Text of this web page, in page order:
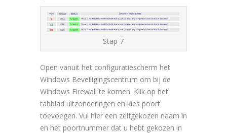
Stap 7
Open vanuit het configuratiescherm het
Windows Beveiligingscentrum om bij de
Windows Firewall te komen. Klik op het
tabblad uitzonderingen en kies poort
toevoegen. Vul hier een zelfgekozen naam in
en het poortnummer dat u hebt gekozen in